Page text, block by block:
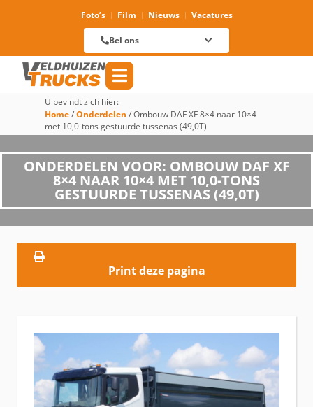
Foto’s Film Nieuws Vacatures
Bel ons
U bevindt zich hier:
Home/Onderdelen /Ombouw DAF XF 8×4 naar 10×4
met 10,0-tons gestuurde tussenas (49,0T)
ONDERDELEN VOOR: OMBOUW DAF XF
8×4 NAAR 10×4 MET 10,0-TONS
GESTUURDE TUSSENAS (49,0T)
Print deze pagina